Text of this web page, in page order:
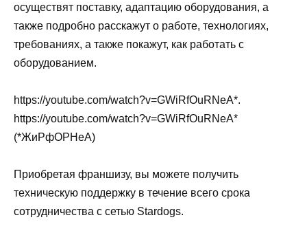
осуществят поставку, адаптацию оборудования, а
также подробно расскажут о работе, технологиях,
требованиях, а также покажут, как работать с
оборудованием.
https://youtube.com/watch?v=GWiRfOuRNeA*.
https://youtube.com/watch?v=GWiRfOuRNeA*
(*ЖиРфОРНеА)
Приобретая франшизу, вы можете получить
техническую поддержку в течение всего срока
сотрудничества с сетью Stardogs.